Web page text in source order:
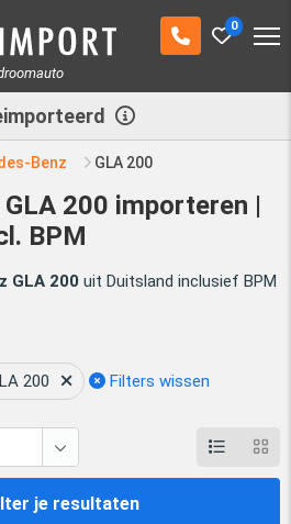
0
Benz GLA 200
200 importeren |
BPM
GLA 200 uit Duitsland inclusief BPM
200 Filters wissen
je resultaten